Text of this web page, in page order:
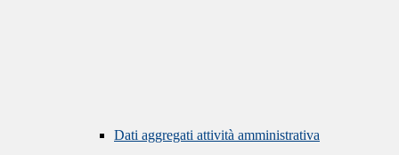
Dati aggregati attività amministrativa